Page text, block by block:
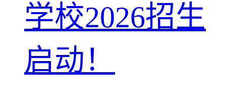
学校2026招生
启动！